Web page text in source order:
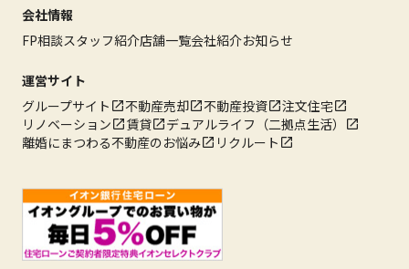
会社情報
FP相談スタッフ紹介店舗一覧会社紹介お知らせ
運営サイト
グループサイト
不動産売却 不動産投資
注文住宅
リノベーション
賃貸
デュアルライフ（二拠点生活）
離婚にまつわる不動産のお悩み
リクルート